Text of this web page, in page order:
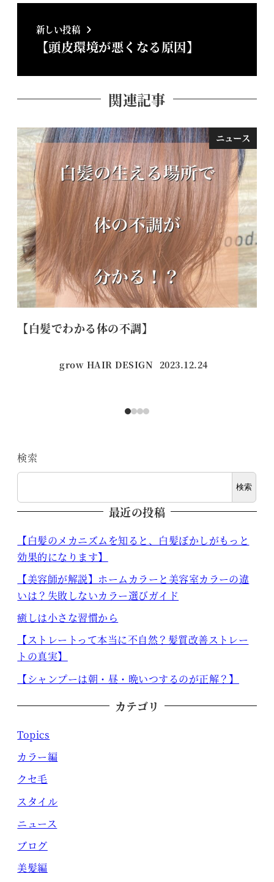
新しい投稿
【頭皮環境が悪くなる原因】
関連記事
ニュース
【白髪でわかる体の不調】
grow HAIR DESIGN 投稿日
2023.12.24
検索
検索
最近の投稿
【白髪のメカニズムを知ると、白髪ぼかしがもっと
効果的になります】
【美容師が解説】ホームカラーと美容室カラーの違
いは？失敗しないカラー選びガイド
癒しは小さな習慣から
【ストレートって本当に不自然？髪質改善ストレー
トの真実】
【シャンプーは朝・昼・晩いつするのが正解？】
カテゴリ
Topics
カラー編
クセ毛
スタイル
ニュース
ブログ
美髪編